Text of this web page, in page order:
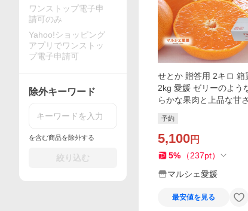
せとか 贈答用 2キロ 箱
2kg 愛媛 ゼリーのよう
らかな果肉と上品な甘さ
予約
5,100円
5% （237pt）
マルシェ愛媛
最安値を見る
ワンストップ電子申
請可のみ
Yahoo!ショッピング
アプリでワンストッ
プ電子申請可
除外キーワード
を含む商品を除外する
絞り込む